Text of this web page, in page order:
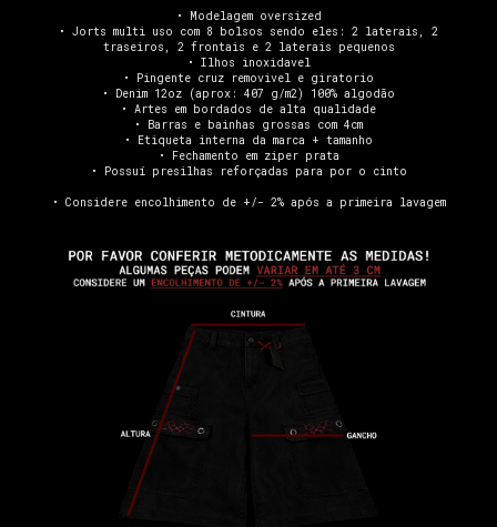
• Modelagem oversized
• Jorts multi uso com 8 bolsos sendo eles: 2 laterais, 2
traseiros, 2 frontais e 2 laterais pequenos
• Ilhos inoxidavel
• Pingente cruz removivel e giratorio
• Denim 12oz (aprox: 407 g/m2) 100% algodão
• Artes em bordados de alta qualidade
• Barras e bainhas grossas com 4cm
• Etiqueta interna da marca + tamanho
• Fechamento em ziper prata
• Possuí presilhas reforçadas para por o cinto
• Considere encolhimento de +/- 2% após a primeira lavagem